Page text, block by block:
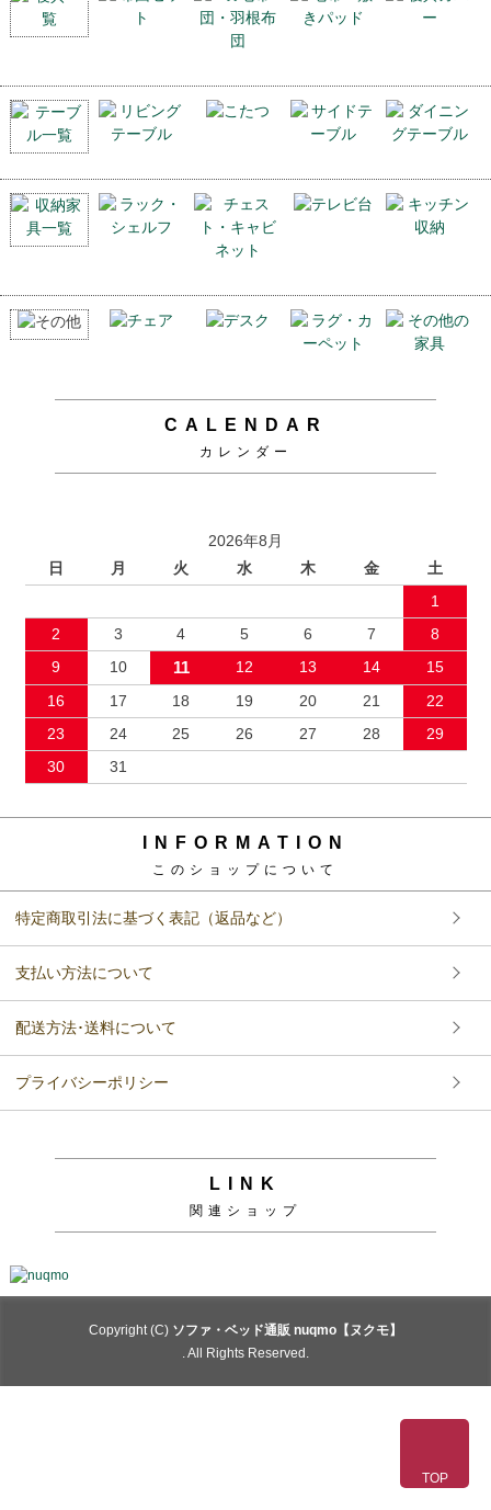
TOP
CALENDAR
カレンダー
2026年8月
日
月 火 水 木 金
土
1
2
3 4 5 6 7
8
9
10 11 12 13 14
15
16
17 18 19 20 21
22
23
24 25 26 27 28
29
30
31
INFORMATION
このショップについて
特定商取引法に基づく表記（返品など）
支払い方法について
配送方法･送料について
プライバシーポリシー
LINK
関連ショップ
Copyright (C) ソファ・ベッド通販 nuqmo【ヌクモ】
. All Rights Reserved.